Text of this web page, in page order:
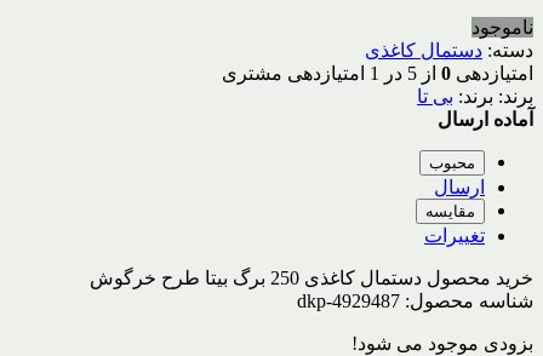
ناموجود
دسته: دستمال کاغذی
امتیازدهی 0 از 5 در 1 امتیازدهی مشتری
برند: بی تا
آماده ارسال
محبوب
ارسال
مقایسه
تغییرات
خرید محصول دستمال کاغذی 250 برگ بیتا طرح خرگوش
شناسه محصول: dkp-4929487
بزودی موجود می شود!